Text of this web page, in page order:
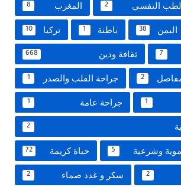
النفسي 2 المغرب 8
اليمن 38 باطنة 1 تركيا 10
7 ثقافة ودين 668
2 جراحة القلب والصدر 1
1 جراحة عامة 1
2
وشرعية 5 حياة كريمة 72
2 سكر و غدد صماء 2